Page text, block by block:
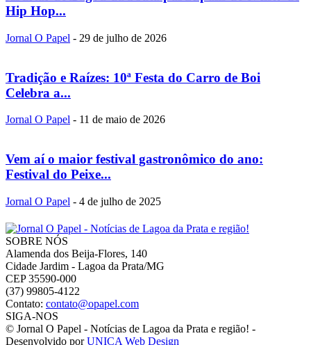
Hip Hop...
Jornal O Papel - 29 de julho de 2026
Tradição e Raízes: 10ª Festa do Carro de Boi
Celebra a...
Jornal O Papel - 11 de maio de 2026
Vem aí o maior festival gastronômico do ano:
Festival do Peixe...
Jornal O Papel - 4 de julho de 2025
SOBRE NÓS
Alamenda dos Beija-Flores, 140
Cidade Jardim - Lagoa da Prata/MG
CEP 35590-000
(37) 99805-4122
Contato: contato@opapel.com
SIGA-NOS
© Jornal O Papel - Notícias de Lagoa da Prata e região! -
Desenvolvido porUNICA Web Design